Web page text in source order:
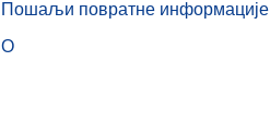
Пошаљи повратне информације
О